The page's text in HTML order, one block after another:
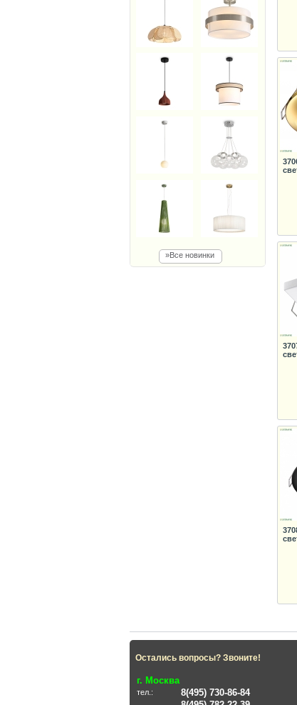
»Все новинки
Остались вопросы? Звоните!
г. Москва
тел.:
8(495) 730-86-84